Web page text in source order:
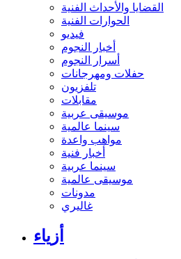
القضايا والأحداث الفنية
الحوارات الفنية
فيديو
أخبار النجوم
أسرار النجوم
حفلات ومهرجانات
تلفزيون
مقابلات
موسيقى عربية
سينما عالمية
مواهب واعدة
أخبار فنية
سينما عربية
موسيقى عالمية
مدونات
غاليري
أزياء